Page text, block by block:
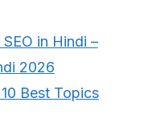
SEO in Hindi –
2026
10 Best Topics